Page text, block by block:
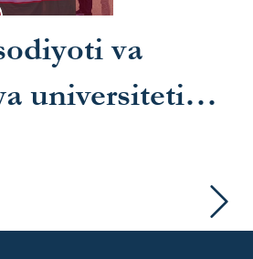
va
universiteti
festivalida